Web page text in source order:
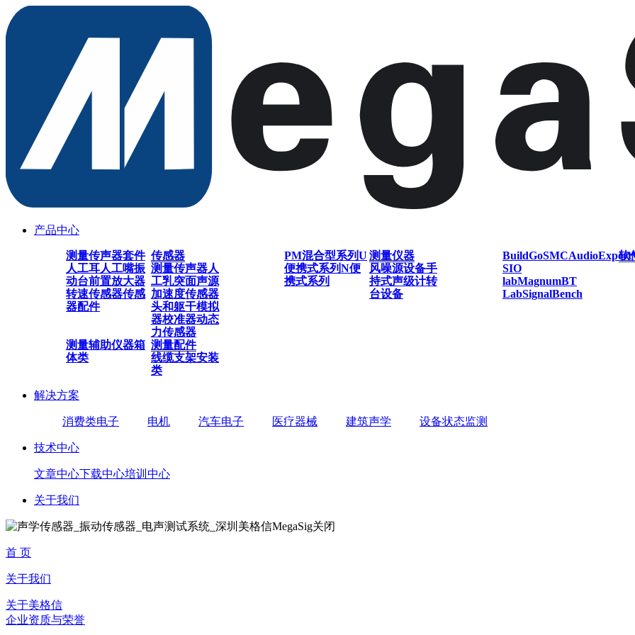
产品中心
传感器
测量传声器套件
人工耳人工嘴振
动台前置放大器
转速传感器传感
器配件
测量传声器人
工乳突面声源
加速度传感器
头和躯干模拟
器校准器动态
力传感器
测量仪器
PM混合型系列U
便携式系列N便
携式系列
风噪源设备手
持式声级计转
台设备
软
BuildGoSMCAudioExpert
SIO
labMagnumBT
LabSignalBench
测量配件
测量辅助仪器箱
体类
线缆支架安装
类
解决方案
消费类电子 电机 汽车电子 医疗器械 建筑声学 设备状态监测
技术中心
文章中心下载中心培训中心
关于我们
关闭
首 页
关于我们
关于美格信
企业资质与荣誉